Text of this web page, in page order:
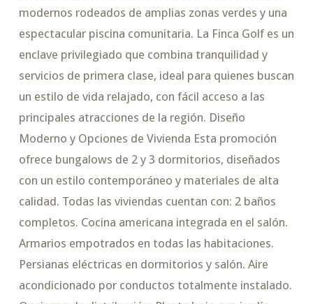
modernos rodeados de amplias zonas verdes y una
espectacular piscina comunitaria. La Finca Golf es un
enclave privilegiado que combina tranquilidad y
servicios de primera clase, ideal para quienes buscan
un estilo de vida relajado, con fácil acceso a las
principales atracciones de la región. Diseño
Moderno y Opciones de Vivienda Esta promoción
ofrece bungalows de 2 y 3 dormitorios, diseñados
con un estilo contemporáneo y materiales de alta
calidad. Todas las viviendas cuentan con: 2 baños
completos. Cocina americana integrada en el salón.
Armarios empotrados en todas las habitaciones.
Persianas eléctricas en dormitorios y salón. Aire
acondicionado por conductos totalmente instalado.